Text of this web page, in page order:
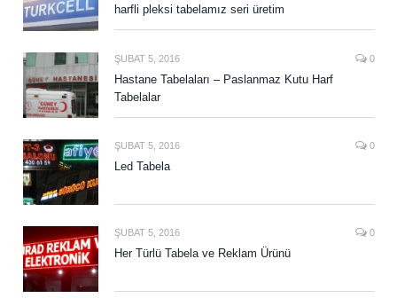
harfli pleksi tabelamız seri üretim
ŞUBAT 5, 2016 0
Hastane Tabelaları – Paslanmaz Kutu Harf
Tabelalar
ŞUBAT 5, 2016 0
Led Tabela
ŞUBAT 5, 2016 0
Her Türlü Tabela ve Reklam Ürünü